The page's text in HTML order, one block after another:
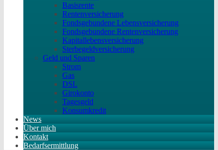
Basisrente
Rentenversicherung
Fondsgebundene Lebensversicherung
Fondsgebundene Rentenversicherung
Kapitallebensversicherung
Sterbegeldversicherung
Geld und Sparen
Strom
Gas
DSL
Girokonto
Tagesgeld
Konsumkredit
News
Über mich
Kontakt
Bedarfsermittlung